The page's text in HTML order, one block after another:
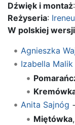
Dźwięk i montaż:
Reżyseria:
W polskiej
Agnieszka
Izabella Malik
Anita Sajnóg
Miętówka,